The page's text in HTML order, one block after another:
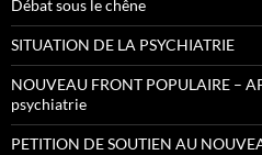
Débat sous le chêne
SITUATION DE LA PSYCHIATRIE
NOUVEAU FRONT POPULAIRE –
psychiatrie
PETITION DE SOUTIEN AU